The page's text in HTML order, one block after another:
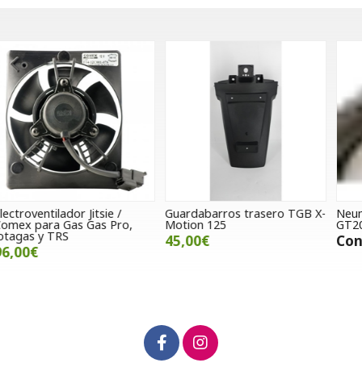
Guardabarros trasero TGB X-
Motion 125
45,00€
Neumático Golden Tyre
GT205 110/80-19 59V
Consultar precio